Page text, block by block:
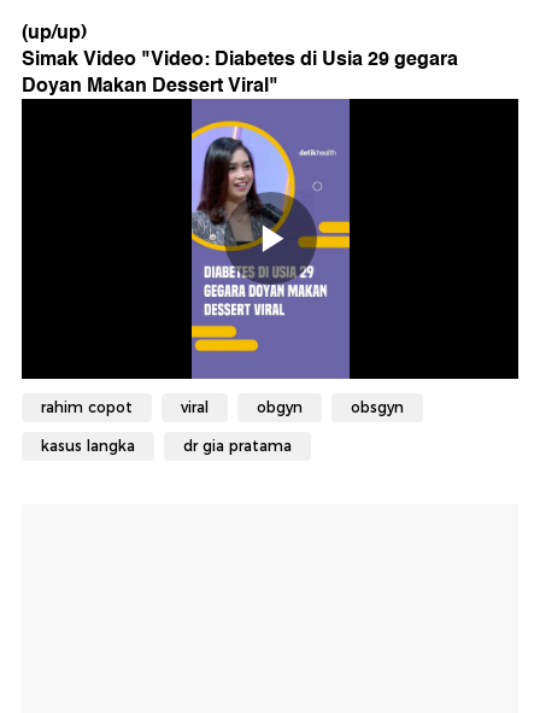
(up/up)
Simak Video "Video: Diabetes di Usia 29 gegara
Doyan Makan Dessert Viral"
rahim copot viral obgyn obsgyn
kasus langka dr gia pratama